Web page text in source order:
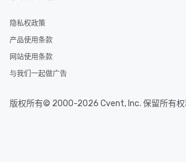
隐私权政策
产品使用条款
网站使用条款
与我们一起做广告
版权所有© 2000-2026 Cvent, Inc. 保留所有权